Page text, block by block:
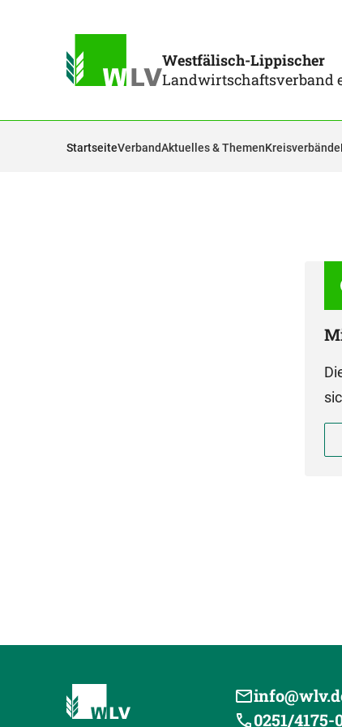
Westfälisch-Lippischer
Landwirtschaftsverband
StartseiteVerbandAktuelles & ThemenKreisverbände
0251/4175-